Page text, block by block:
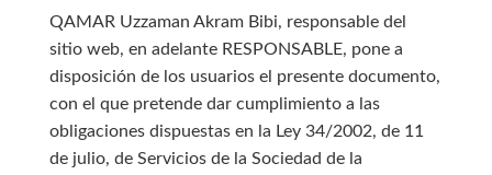
QAMAR Uzzaman Akram Bibi, responsable del
sitio web, en adelante RESPONSABLE, pone a
disposición de los usuarios el presente documento,
con el que pretende dar cumplimiento a las
obligaciones dispuestas en la Ley 34/2002, de 11
de julio, de Servicios de la Sociedad de la